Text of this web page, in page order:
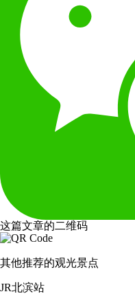
这篇文章的二维码
其他推荐的观光景点
JR北滨站